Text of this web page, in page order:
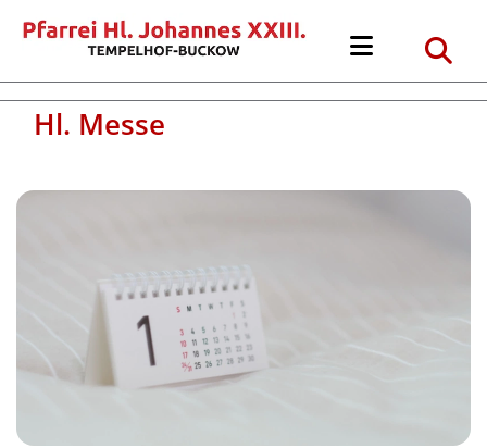
Hl. Messe